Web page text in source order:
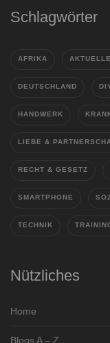
Schlagwörter
AFRIKA
DEUTSCHLAND
HANDWERK
LIEBE &
RECHT & GESETZ
SMARTPHONE
TECHNIK
Nützliches
Home
Blogs A – Z